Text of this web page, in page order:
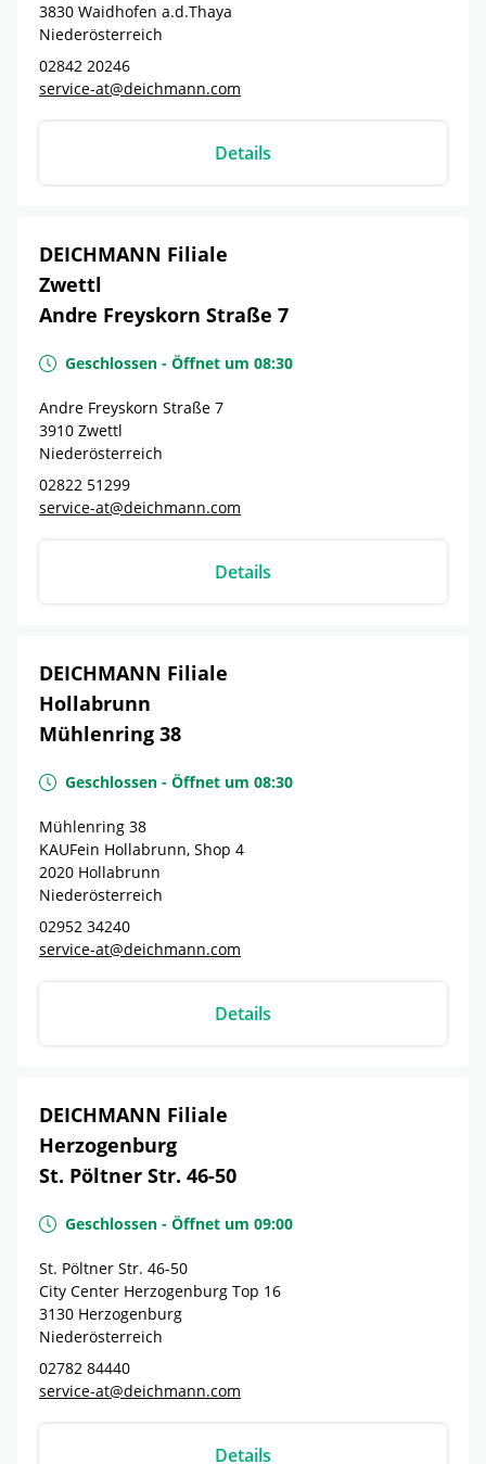
3830 Waidhofen a.d.Thaya
Niederösterreich
02842 20246
service-at@deichmann.com
Details
DEICHMANN Filiale
Zwettl
Andre Freyskorn Straße 7
Geschlossen - Öffnet um 08:30
Andre Freyskorn Straße 7
3910 Zwettl
Niederösterreich
02822 51299
service-at@deichmann.com
Details
DEICHMANN Filiale
Hollabrunn
Mühlenring 38
Geschlossen - Öffnet um 08:30
Mühlenring 38
KAUFein Hollabrunn, Shop 4
2020 Hollabrunn
Niederösterreich
02952 34240
service-at@deichmann.com
Details
DEICHMANN Filiale
Herzogenburg
St. Pöltner Str. 46-50
Geschlossen - Öffnet um 09:00
St. Pöltner Str. 46-50
City Center Herzogenburg Top 16
3130 Herzogenburg
Niederösterreich
02782 84440
service-at@deichmann.com
Details